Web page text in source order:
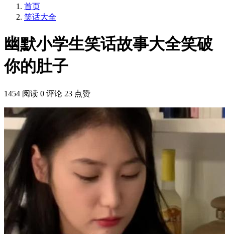
首页
笑话大全
幽默小学生笑话故事大全笑破
你的肚子
1454 阅读 0 评论 23 点赞